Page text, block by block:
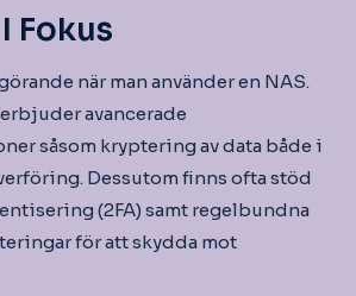
Fokus
när man använder en NAS.
avancerade
såsom kryptering av data både i
Dessutom finns ofta stöd
(2FA) samt regelbundna
för att skydda mot